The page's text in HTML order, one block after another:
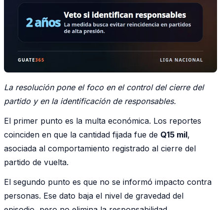
La resolución pone el foco en el control del cierre del
partido y en la identificación de responsables.
El primer punto es la multa económica. Los reportes
coinciden en que la cantidad fijada fue de Q15 mil,
asociada al comportamiento registrado al cierre del
partido de vuelta.
El segundo punto es que no se informó impacto contra
personas. Ese dato baja el nivel de gravedad del